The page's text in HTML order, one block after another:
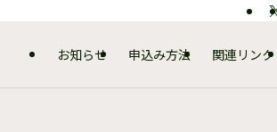
お知らせ 申込み方法 関連リンク